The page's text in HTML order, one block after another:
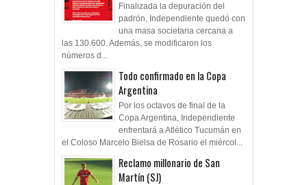
Finalizada la depuración del
padrón, Independiente quedó con
una masa societaria cercana a
las 130.600. Además, se modificaron los
números d...
Todo confirmado en la Copa
Argentina
Por los octavos de final de la
Copa Argentina, Independiente
enfrentará a Atlético Tucumán en
el Coloso Marcelo Bielsa de Rosario el miércol...
Reclamo millonario de San
Martín (SJ)